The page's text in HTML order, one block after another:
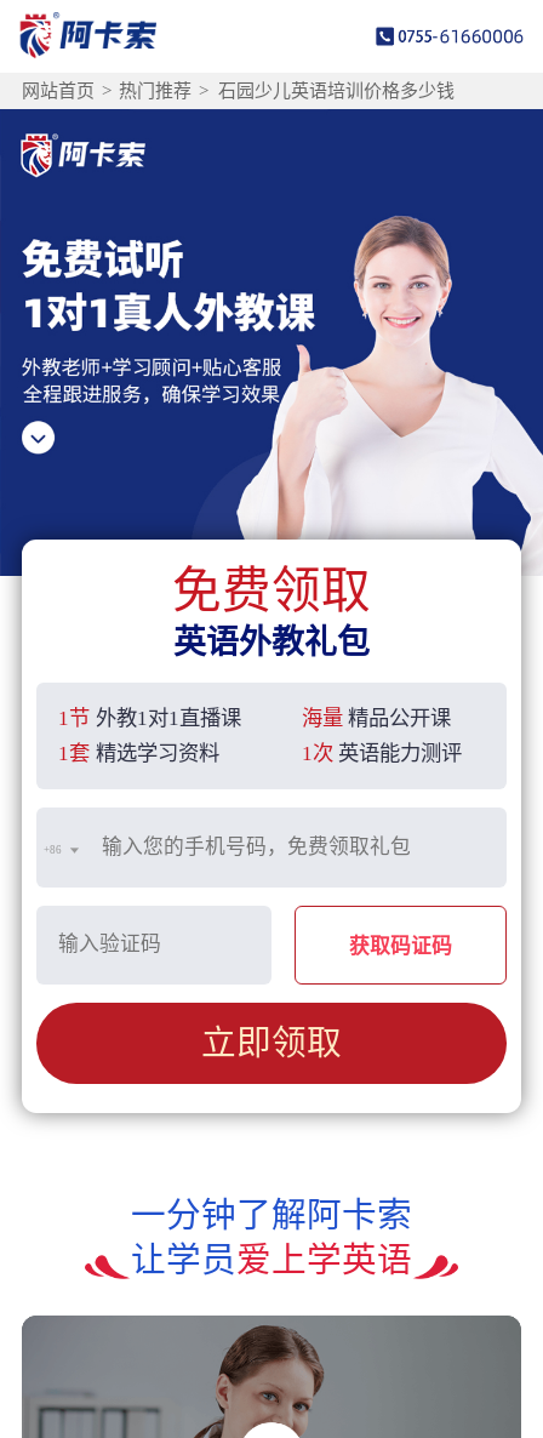
网站首页 > 热门推荐 > 石园少儿英语培训价格多少钱
免费领取
英语外教礼包
1节 外教1对1直播课 海量 精品公开课
1套 精选学习资料 1次 英语能力测评
+86
获取码证码
立即领取
一分钟了解阿卡索
让学员爱上学英语